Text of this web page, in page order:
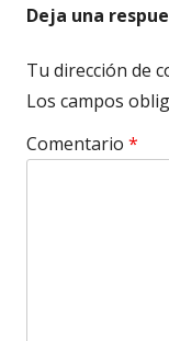
Deja una
Tu dirección de
Los campos
Comentario *